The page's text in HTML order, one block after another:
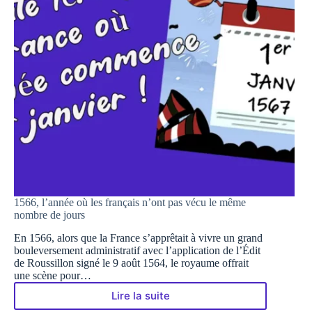
1566, l’année où les français n’ont pas vécu le même
nombre de jours
En 1566, alors que la France s’apprêtait à vivre un grand
bouleversement administratif avec l’application de l’Édit
de Roussillon signé le 9 août 1564, le royaume offrait
une scène pour…
Lire la suite
1566,